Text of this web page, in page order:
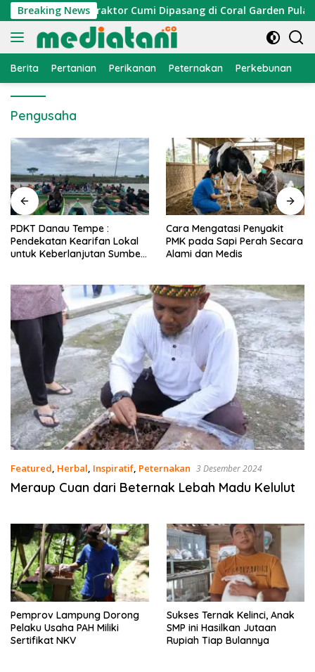
Langsung
ke
konten
Breaking News
Nelayan, Atraktor Cumi Dipasang di Coral Garden Pulau
Berita Pertanian Perikanan Peternakan Perkebunan
Pengusaha
PDKT Danau Tempe :
Pendekatan Kearifan Lokal
untuk Keberlanjutan Sumber
Cara Mengatasi Penyakit
PMK pada Sapi Perah Secara
Alami dan Medis
Featured, Herbal, Inspiratif, Peternakan 3 Desember 2024
Meraup Cuan dari Beternak Lebah Madu Kelulut
Pemprov Lampung Dorong
Pelaku Usaha PAH Miliki
Sertifikat NKV
Sukses Ternak Kelinci, Anak
SMP ini Hasilkan Jutaan
Rupiah Tiap Bulannya